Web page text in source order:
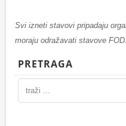
Svi izneti stavovi pripadaju
moraju odražavati stavove FOD.
PRETRAGA